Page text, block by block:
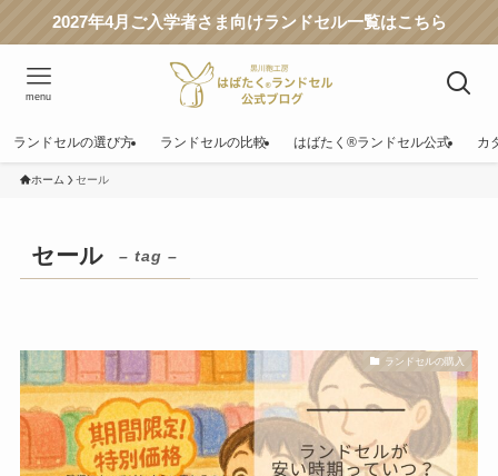
2027年4月ご入学者さま向けランドセル一覧はこちら
menu
ランドセルの選び方 ランドセルの比較 はばたく®ランドセル公式 カ
ホーム セール
セール – tag –
ランドセルの購入